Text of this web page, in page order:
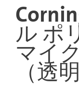
ル ポ
マイ
（透